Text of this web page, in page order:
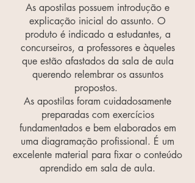
As apostilas possuem introdução e
explicação inicial do assunto. O
produto é indicado a estudantes, a
concurseiros, a professores e àqueles
que estão afastados da sala de aula
querendo relembrar os assuntos
propostos.
As apostilas foram cuidadosamente
preparadas com exercícios
fundamentados e bem elaborados em
uma diagramação profissional. É um
excelente material para fixar o conteúdo
aprendido em sala de aula.